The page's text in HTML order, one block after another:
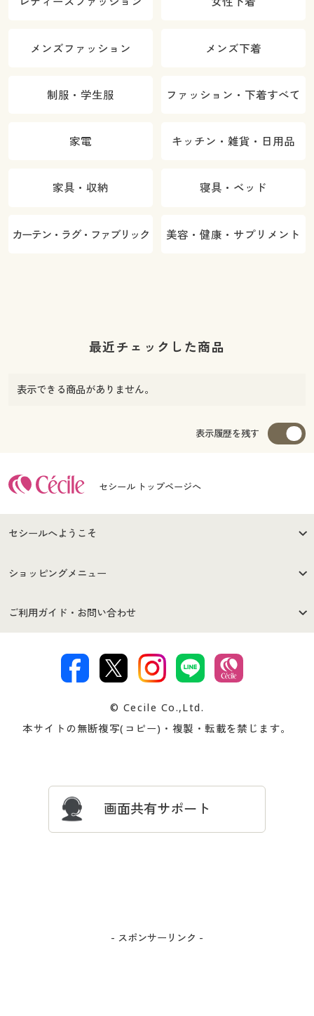
メンズファッション メンズ下着
制服・学生服 ファッション・下着すべて
家電 キッチン・雑貨・日用品
家具・収納 寝具・ベッド
カーテン・ラグ・ファブリック 美容・健康・サプリメント
最近チェックした商品
表示できる商品がありません。
表示履歴を残す
セシール トップページへ
セシールへようこそ
はじめての方へ
セシールご利用規約
著作権・商標について 会社案内
ショッピングメニュー
商品カテゴリ
プレゼント＆キャンペーン サイトマップ
ご利用ガイド・お問い合わせ
交換・返品は お支払は
ついて
忘れの場合
© Cecile Co.,Ltd.
本サイトの無断複写(コピー)・複製・転載を禁じます。
画面共有サポート
- スポンサーリンク -